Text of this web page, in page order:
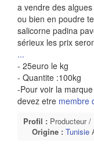
a vendre des
ou bien en poudre
salicorne padina
sérieux les prix
...
- 25euro le kg
- Quantite :100kg
-Pour voir la
devez etre membre
Profil : Producteur /
Origine : Tunisie